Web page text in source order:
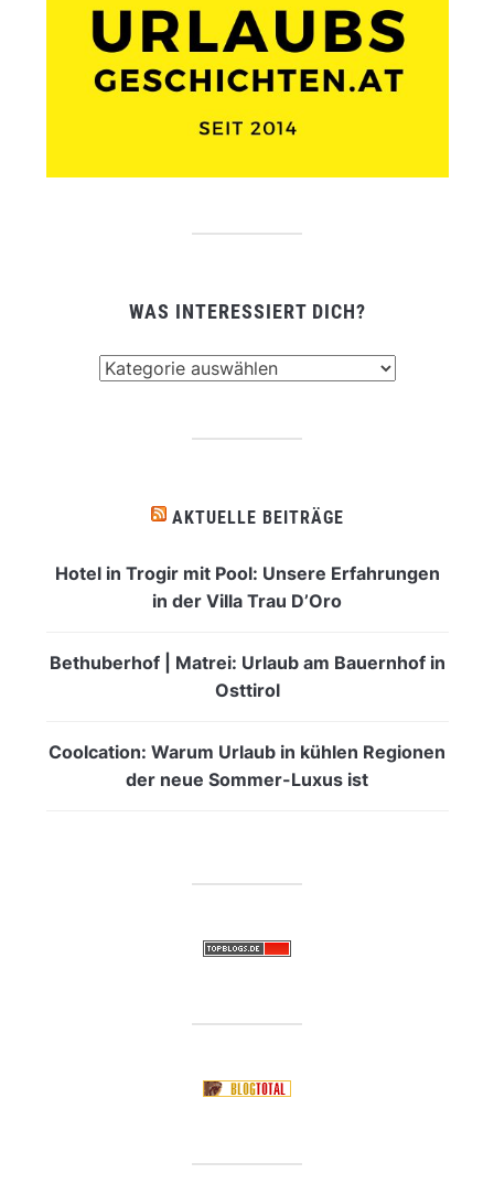
WAS INTERESSIERT DICH?
AKTUELLE BEITRÄGE
Hotel in Trogir mit Pool: Unsere Erfahrungen
in der Villa Trau D’Oro
Bethuberhof | Matrei: Urlaub am Bauernhof in
Osttirol
Coolcation: Warum Urlaub in kühlen Regionen
der neue Sommer-Luxus ist